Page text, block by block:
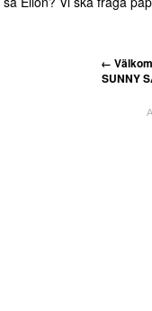
←
SUNNY